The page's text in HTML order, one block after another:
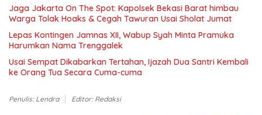
Jaga Jakarta On The Spot: Kapolsek Bekasi Barat himbau
Warga Tolak Hoaks & Cegah Tawuran Usai Sholat Jumat
Lepas Kontingen Jamnas XII, Wabup Syah Minta Pramuka
Harumkan Nama Trenggalek
Usai Sempat Dikabarkan Tertahan, Ijazah Dua Santri Kembali
ke Orang Tua Secara Cuma-cuma
Penulis: Lendra Editor: Redaksi